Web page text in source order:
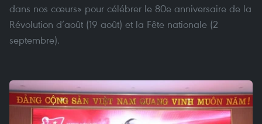
dans nos cœurs» pour célébrer le 80e anniversaire de la
Révolution d’août (19 août) et la Fête nationale (2
septembre).